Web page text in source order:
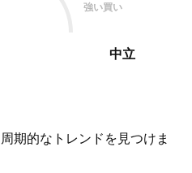
強い買い
中立
期的なトレンドを見つけま